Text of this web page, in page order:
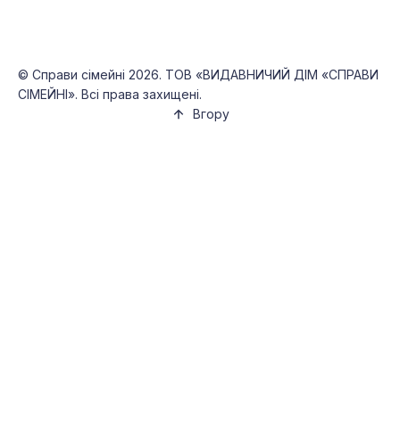
© Справи сімейні 2026. ТОВ «ВИДАВНИЧИЙ ДІМ «СПРАВИ
СІМЕЙНІ». Всі права захищені.
Вгору